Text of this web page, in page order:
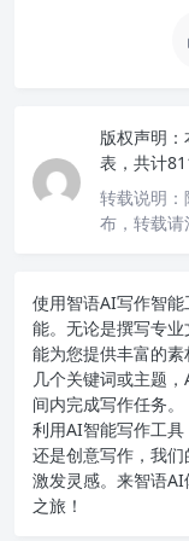
版权声明：
表，共计
转载说明：
布，转载请
使用智语AI写作智
能。无论是撰写专
能为您提供丰富的
几个关键词或主题
间内完成写作任务。
利用AI智能写作工
还是创意写作，我
激发灵感。来智语AI
之旅！